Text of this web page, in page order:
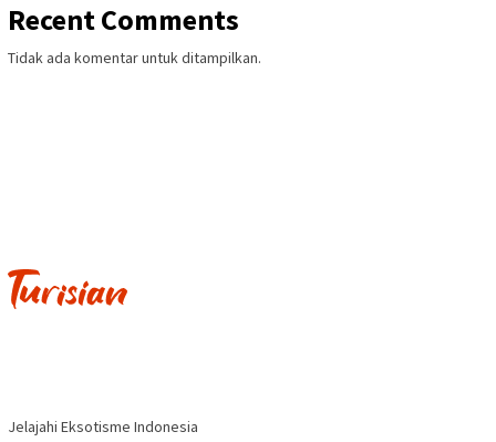
Recent Comments
Tidak ada komentar untuk ditampilkan.
Jelajahi Eksotisme Indonesia